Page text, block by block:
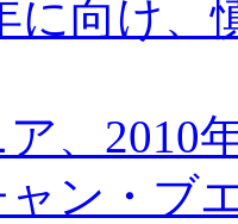
に向け
ア、2010
ャン・ブ